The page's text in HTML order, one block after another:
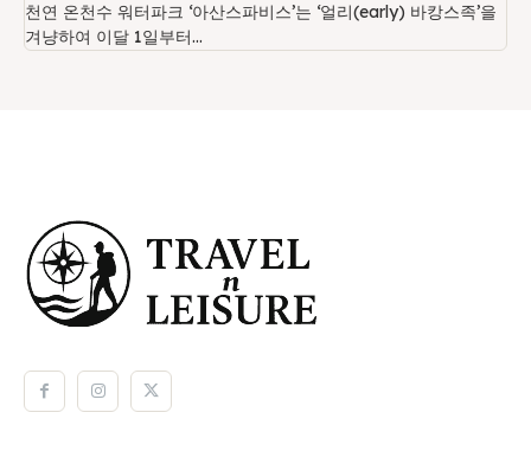
천연 온천수 워터파크 ‘아산스파비스’는 ‘얼리(early) 바캉스족’을
겨냥하여 이달 1일부터...